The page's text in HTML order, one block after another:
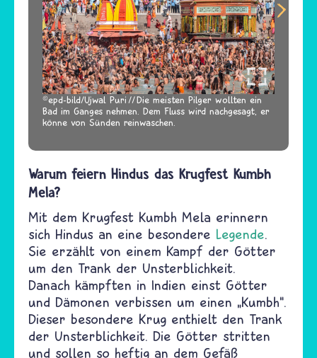
epd-bild/Ujwal Puri
Die meisten Pilger wollten ein
Bad im Ganges nehmen. Dem Fluss wird nachgesagt, er
könne von Sünden reinwaschen.
Warum feiern Hindus das Krugfest Kumbh
Mela?
Mit dem Krugfest Kumbh Mela erinnern
sich Hindus an eine besondere Legende.
Sie erzählt von einem Kampf der Götter
um den Trank der Unsterblichkeit.
Danach kämpften in Indien einst Götter
und Dämonen verbissen um einen „Kumbh“.
Dieser besondere Krug enthielt den Trank
der Unsterblichkeit. Die Götter stritten
und sollen so heftig an dem Gefäß